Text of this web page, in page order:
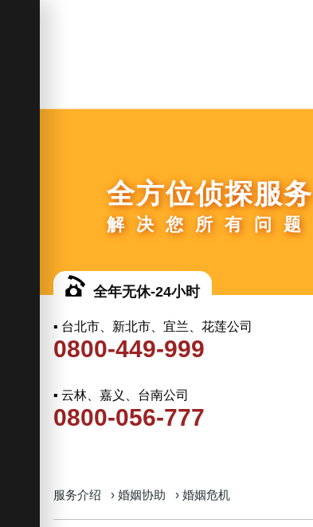
全方位侦探服务
解决您所有问题
全年无休-24小时
▪ 台北市、新北市、宜兰、花莲公司
0800-449-999
▪ 云林、嘉义、台南公司
0800-056-777
服务介绍 › 婚姻协助 › 婚姻危机